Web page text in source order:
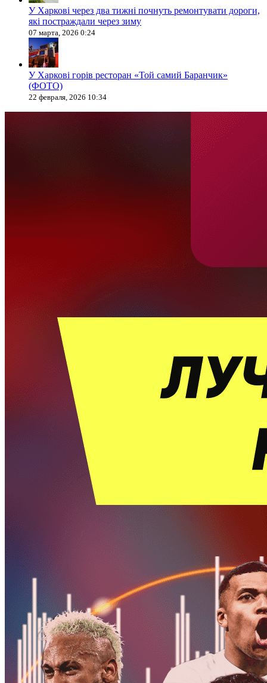
У Харкові через два тижні почнуть ремонтувати дороги,
які постраждали через зиму
07 марта, 2026 0:24
У Харкові горів ресторан «Той самий Баранчик»
(ФОТО)
22 февраля, 2026 10:34